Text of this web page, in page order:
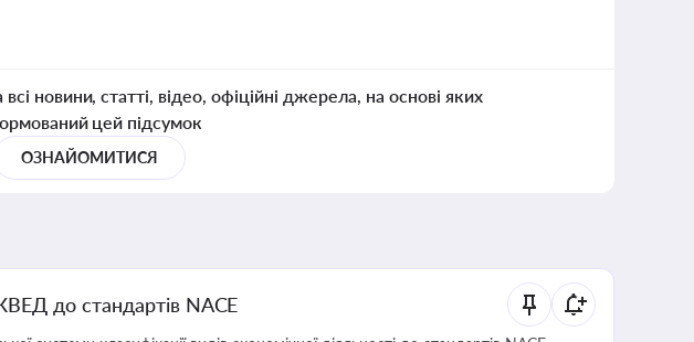
новини, статті, відео, офіційні джерела, на основі яких
цей підсумок
ОЗНАЙОМИТИСЯ
до стандартів NACE